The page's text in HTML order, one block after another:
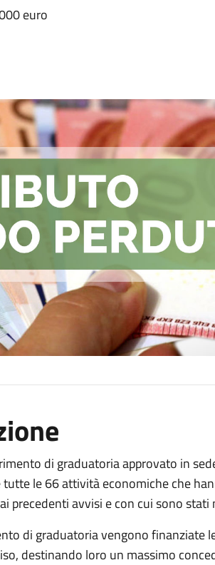
euro
di graduatoria approvato in
le 66 attività economiche che
precedenti avvisi e con cui sono
di graduatoria vengono finanziate
destinando loro un massimo